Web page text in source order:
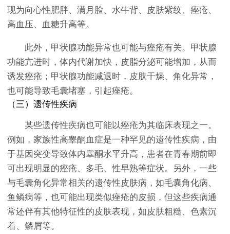
现为向心性肥胖、满月脸、水牛背、皮肤紫纹、痤疮、
高血压、血糖升高等。
此外，甲状腺功能异常也可能与痤疮有关。甲状腺
功能亢进时，体内代谢加快，皮脂分泌可能增加，从而
诱发痤疮；甲状腺功能减退时，皮肤干燥、角化异常，
也可能导致毛囊堵塞，引起痤疮。
（三）遗传性疾病
某些遗传性疾病也可能以痤疮为其临床表现之一。
例如，家族性高睾酮血症是一种罕见的遗传性疾病，由
于基因突变导致体内睾酮水平升高，患者在青春期前即
可出现明显的痤疮、多毛、性早熟等症状。另外，一些
与毛囊角化异常相关的遗传性皮肤病，如毛囊角化病、
鱼鳞病等，也可能出现类似痤疮的皮损，但这些疾病通
常还伴有其他特征性的皮肤表现，如皮肤粗糙、色素沉
着、鳞屑等。